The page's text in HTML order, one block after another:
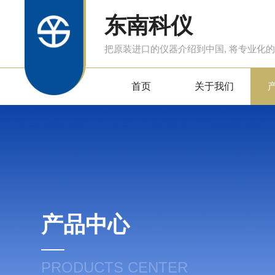
东南科仪
把原装进口的仪器介绍到中国, 将专业化
首页 关于我们
产品中心
PRODUCTS CENTER